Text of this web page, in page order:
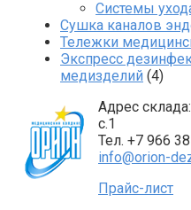
Системы
Сушка каналов
Тележки
Экспресс
медизделий (4)
Адрес
с.1
Тел. +7 966
info@orion-
Прайс-лист